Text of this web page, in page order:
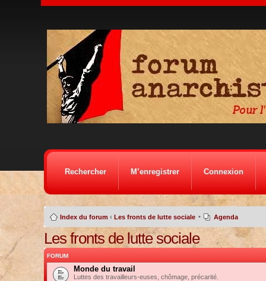
Rechercher M’enregistrer Connexion
Index du forum ‹ Les fronts de lutte sociale • Agenda
Les fronts de lutte sociale
FORUM
Monde du travail
Luttes des travailleurs-euses, chômage, précarité.